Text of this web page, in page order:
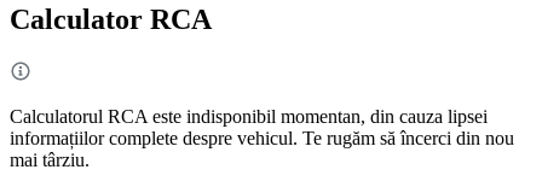
Calculator RCA
Calculatorul RCA este indisponibil momentan, din cauza lipsei
informațiilor complete despre vehicul. Te rugăm să încerci din nou
mai târziu.